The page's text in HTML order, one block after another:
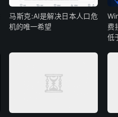
马斯克:AI是解决日本人口危
机的唯一希望
费
低